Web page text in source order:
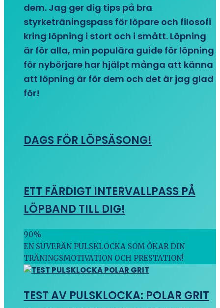
dem. Jag ger dig tips på bra
styrketräningspass för löpare och filosofi
kring löpning i stort och i smått. Löpning
är för alla, min populära guide för löpning
för nybörjare har hjälpt många att känna
att löpning är för dem och det är jag glad
för!
DAGS FÖR LÖPSÄSONG!
ETT FÄRDIGT INTERVALLPASS PÅ
LÖPBAND TILL DIG!
90%
EN SUVERÄN PULSKLOCKA SOM ÖKAR DIN
TRÄNINGSMOTIVATION OCH PRESTATION!
TEST AV PULSKLOCKA: POLAR GRIT